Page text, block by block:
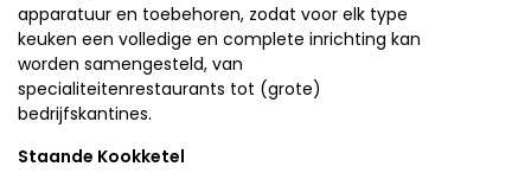
apparatuur en toebehoren, zodat voor elk type
keuken een volledige en complete inrichting kan
worden samengesteld, van
specialiteitenrestaurants tot (grote)
bedrijfskantines.
Staande Kookketel